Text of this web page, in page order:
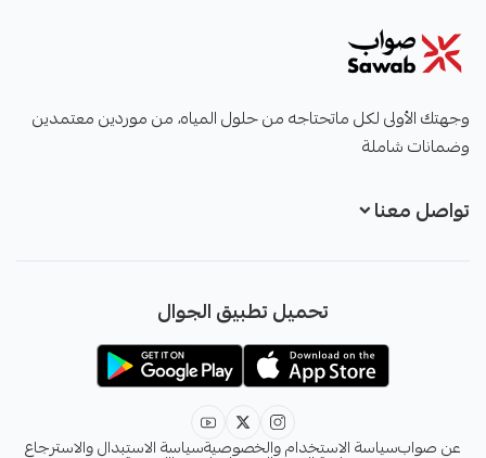
وجهتك الأولى لكل ماتحتاجه من حلول المياه، من موردين معتمدين
وضمانات شاملة
تواصل معنا
info@sawab.app
تحميل تطبيق الجوال
عن صوابسياسة الاستخدام والخصوصيةسياسة الاستبدال والاسترجاع